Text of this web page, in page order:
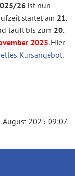
26ist nun
startet am 21.
läuft bis zum 20.
2025. Hier
Kursangebot.
2025 09:07